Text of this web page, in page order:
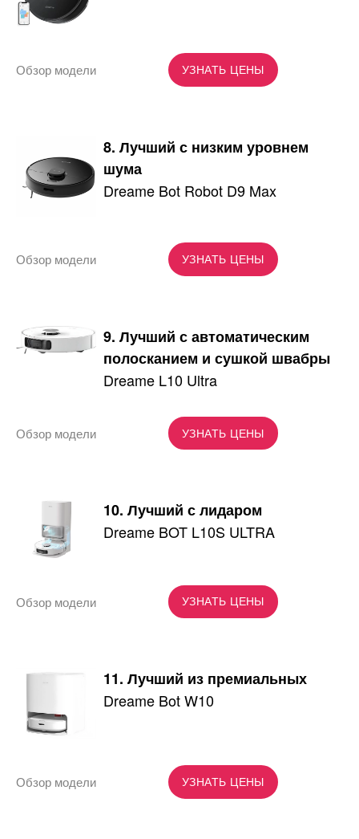
УЗНАТЬ ЦЕНЫ
Обзор модели
8. Лучший с низким уровнем
шума
Dreame Bot Robot D9 Max
УЗНАТЬ ЦЕНЫ
Обзор модели
9. Лучший с автоматическим
полосканием и сушкой швабры
Dreame L10 Ultra
УЗНАТЬ ЦЕНЫ
Обзор модели
10. Лучший с лидаром
Dreame BOT L10S ULTRA
УЗНАТЬ ЦЕНЫ
Обзор модели
11. Лучший из премиальных
Dreame Bot W10
УЗНАТЬ ЦЕНЫ
Обзор модели